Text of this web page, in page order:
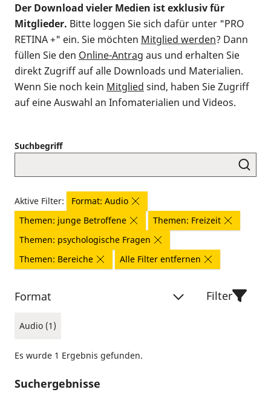
Der Download vieler Medien ist exklusiv für
Mitglieder. Bitte loggen Sie sich dafür unter "PRO
RETINA +" ein. Sie möchten Mitglied werden? Dann
füllen Sie den Online-Antrag aus und erhalten Sie
direkt Zugriff auf alle Downloads und Materialien.
Wenn Sie noch kein Mitglied sind, haben Sie Zugriff
auf eine Auswahl an Infomaterialien und Videos.
Suchbegriff
Aktive Filter:
Format: Audio
Themen: junge Betroffene
Themen: Freizeit
Themen: psychologische Fragen
Themen: Bereiche
Alle Filter entfernen
Format
Audio (1)
Filter
Es wurde 1 Ergebnis gefunden.
Suchergebnisse